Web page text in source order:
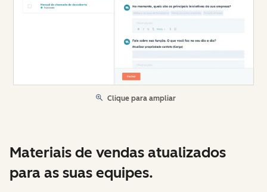
Clique para ampliar
Materiais de vendas atualizados
para as suas equipes.